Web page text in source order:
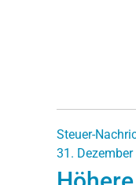
Steuer-
31.